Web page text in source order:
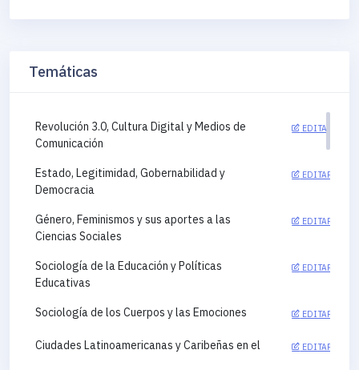
Temáticas
Revolución 3.0, Cultura Digital y Medios de
Comunicación
EDITAR
Estado, Legitimidad, Gobernabilidad y
Democracia
EDITAR
Género, Feminismos y sus aportes a las
Ciencias Sociales
EDITAR
Sociología de la Educación y Políticas
Educativas
EDITAR
Sociología de los Cuerpos y las Emociones EDITAR
Ciudades Latinoamericanas y Caribeñas en el
EDITAR